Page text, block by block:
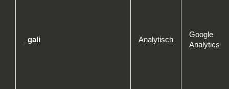
_gali Analytisch
Google
Analytics